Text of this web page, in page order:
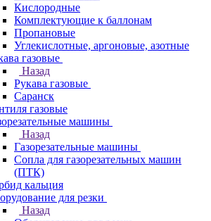
Кислородные
Комплектующие к баллонам
Пропановые
Углекислотные, аргоновые, азотные
газовые
Назад
Рукава газовые
Саранск
газовые
машины
Назад
Газорезательные машины
Сопла для газорезательных машин
(ПТК)
кальция
для резки
Назад